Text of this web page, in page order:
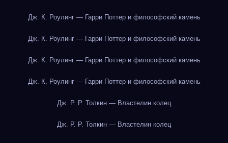
Дж. К. Роулинг — Гарри Поттер и философский камень
Дж. К. Роулинг — Гарри Поттер и философский камень
Дж. К. Роулинг — Гарри Поттер и философский камень
Дж. К. Роулинг — Гарри Поттер и философский камень
Дж. Р. Р. Толкин — Властелин колец
Дж. Р. Р. Толкин — Властелин колец